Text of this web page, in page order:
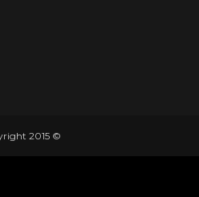
2015 ©